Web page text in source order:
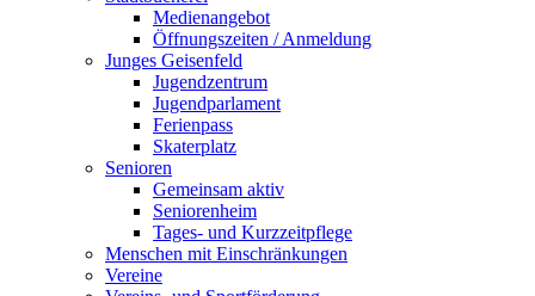
Medienangebot
Öffnungszeiten / Anmeldung
Junges Geisenfeld
Jugendzentrum
Jugendparlament
Ferienpass
Skaterplatz
Senioren
Gemeinsam aktiv
Seniorenheim
Tages- und Kurzzeitpflege
Menschen mit Einschränkungen
Vereine